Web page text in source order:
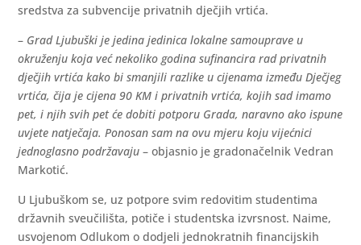
sredstva za subvencije privatnih dječjih vrtića.
– Grad Ljubuški je jedina jedinica lokalne samouprave u
okruženju koja već nekoliko godina sufinancira rad privatnih
dječjih vrtića kako bi smanjili razlike u cijenama između Dječjeg
vrtića, čija je cijena 90 KM i privatnih vrtića, kojih sad imamo
pet, i njih svih pet će dobiti potporu Grada, naravno ako ispune
uvjete natječaja. Ponosan sam na ovu mjeru koju vijećnici
jednoglasno podržavaju – objasnio je gradonačelnik Vedran
Markotić.
U Ljubuškom se, uz potpore svim redovitim studentima
državnih sveučilišta, potiče i studentska izvrsnost. Naime,
usvojenom Odlukom o dodjeli jednokratnih financijskih